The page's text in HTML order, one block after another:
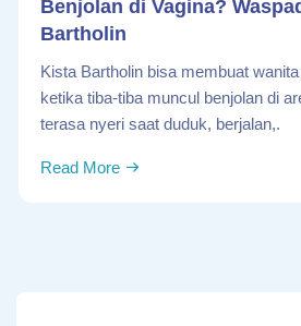
Benjolan di Vagina?
Bartholin
Kista Bartholin bisa membuat
ketika tiba-tiba muncul benjolan di
terasa nyeri saat duduk, berjalan,.
Read More